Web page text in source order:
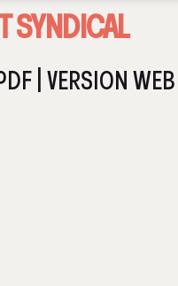
SYNDICAL
|VERSION WEB